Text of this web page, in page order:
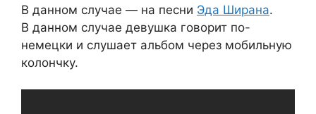
В данном случае — на песни Эда Ширана.
В данном случае девушка говорит по-
немецки и слушает альбом через мобильную
колончку.